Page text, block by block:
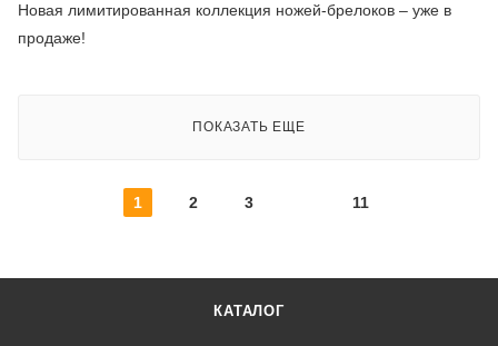
Новая лимитированная коллекция ножей-брелоков – уже в
продаже!
ПОКАЗАТЬ ЕЩЕ
1 2 3 11
КАТАЛОГ